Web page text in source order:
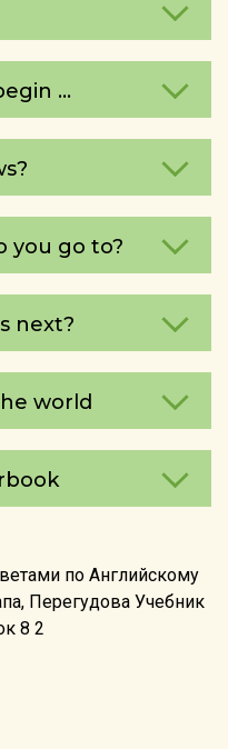
...
you go to?
next?
world
по Английскому
Перегудова Учебник
8 2